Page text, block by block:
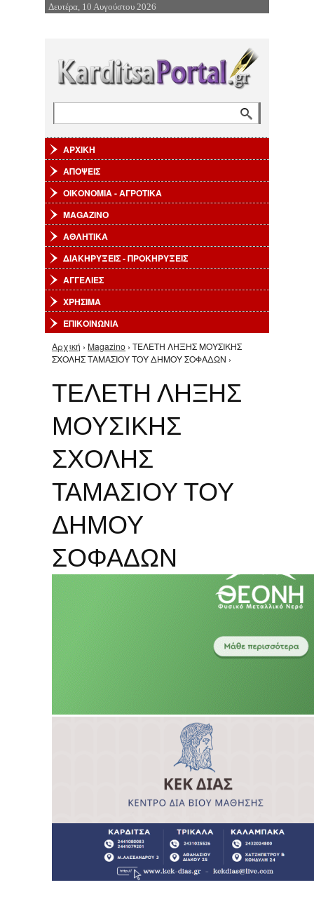
Επιστροφή στην Πλοήγηση
Δευτέρα, 10 Αυγούστου 2026
ΑΡΧΙΚΗ
ΑΠΟΨΕΙΣ
ΟΙΚΟΝΟΜΙΑ - ΑΓΡΟΤΙΚΑ
MAGAZINO
ΑΘΛΗΤΙΚΑ
ΔΙΑΚΗΡΥΞΕΙΣ - ΠΡΟΚΗΡΥΞΕΙΣ
ΑΓΓΕΛΙΕΣ
ΧΡΗΣΙΜΑ
ΕΠΙΚΟΙΝΩΝΙΑ
Είστε εδώ
Αρχική › Magazino › ΤΕΛΕΤΗ ΛΗΞΗΣ ΜΟΥΣΙΚΗΣ
ΣΧΟΛΗΣ ΤΑΜΑΣΙΟΥ ΤΟΥ ΔΗΜΟΥ ΣΟΦΑΔΩΝ ›
ΤΕΛΕΤΗ ΛΗΞΗΣ
ΜΟΥΣΙΚΗΣ
ΣΧΟΛΗΣ
ΤΑΜΑΣΙΟΥ ΤΟΥ
ΔΗΜΟΥ
ΣΟΦΑΔΩΝ